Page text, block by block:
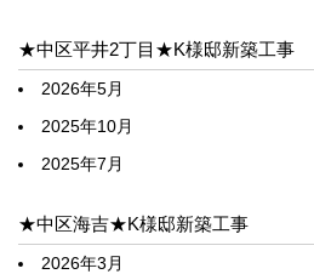
★中区平井2丁目★K様邸新築工事
2026年5月
2025年10月
2025年7月
★中区海吉★K様邸新築工事
2026年3月